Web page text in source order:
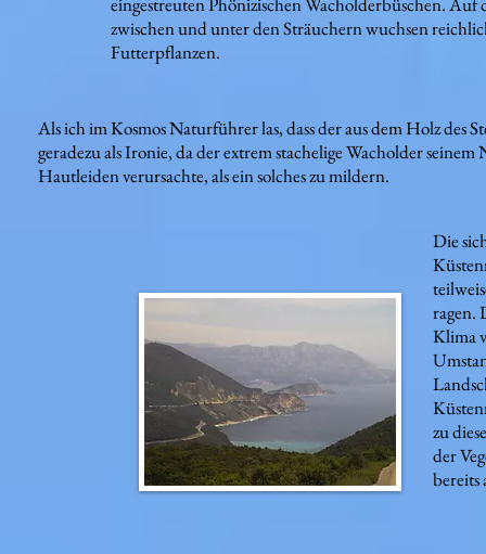
zwischen und unter den Sträuchern wuchsen
Futterpflanzen.
Als ich im Kosmos Naturführer las, dass der aus dem Holz des
geradezu als Ironie, da der extrem stachelige Wacholder
Hautleiden verursachte, als ein solches zu mildern.
Die
ragen.
Klima
zu
der
bereits